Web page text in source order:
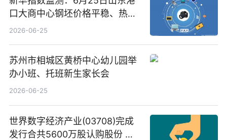
口大商中心钢坯价格平稳、热轧
C料价格微幅下跌
2026-06-25
苏州市相城区黄桥中心幼儿园举
办小班、托班新生家长会
2026-06-25
世界数字经济产业(03708)完成
发行合共5600万股认购股份 净